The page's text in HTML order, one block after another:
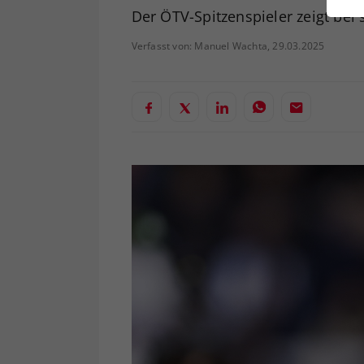
Der ÖTV-Spitzenspieler zeigt
Verfasst von: Manuel Wachta, 29.03.2025